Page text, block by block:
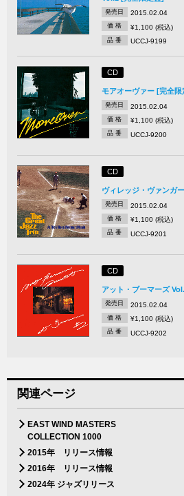
発売日 2015.02.04
価 格 ¥1,100 (税込)
品 番 UCCJ-9199
CD
モアオーヴァー [完全限
発売日 2015.02.04
価 格 ¥1,100 (税込)
品 番 UCCJ-9200
CD
ヴィレッジ・ヴァンガ
発売日 2015.02.04
価 格 ¥1,100 (税込)
品 番 UCCJ-9201
CD
アット・ブーマーズ
発売日 2015.02.04
価 格 ¥1,100 (税込)
品 番 UCCJ-9202
関連ページ
EAST WIND MASTERS
COLLECTION 1000
2015年 リリース情報
2016年 リリース情報
2024年 ジャズリリース